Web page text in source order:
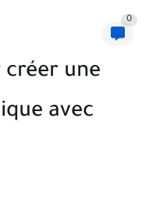
0
créer une
avec